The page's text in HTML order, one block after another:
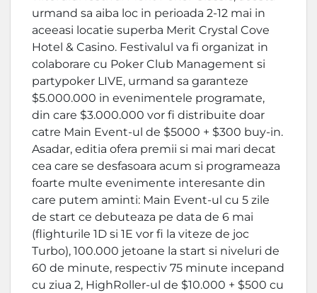
urmand sa aiba loc in perioada 2-12 mai in
aceeasi locatie superba Merit Crystal Cove
Hotel & Casino. Festivalul va fi organizat in
colaborare cu Poker Club Management si
partypoker LIVE, urmand sa garanteze
$5.000.000 in evenimentele programate,
din care $3.000.000 vor fi distribuite doar
catre Main Event-ul de $5000 + $300 buy-in.
Asadar, editia ofera premii si mai mari decat
cea care se desfasoara acum si programeaza
foarte multe evenimente interesante din
care putem aminti: Main Event-ul cu 5 zile
de start ce debuteaza pe data de 6 mai
(flighturile 1D si 1E vor fi la viteze de joc
Turbo), 100.000 jetoane la start si niveluri de
60 de minute, respectiv 75 minute incepand
cu ziua 2, HighRoller-ul de $10.000 + $500 cu